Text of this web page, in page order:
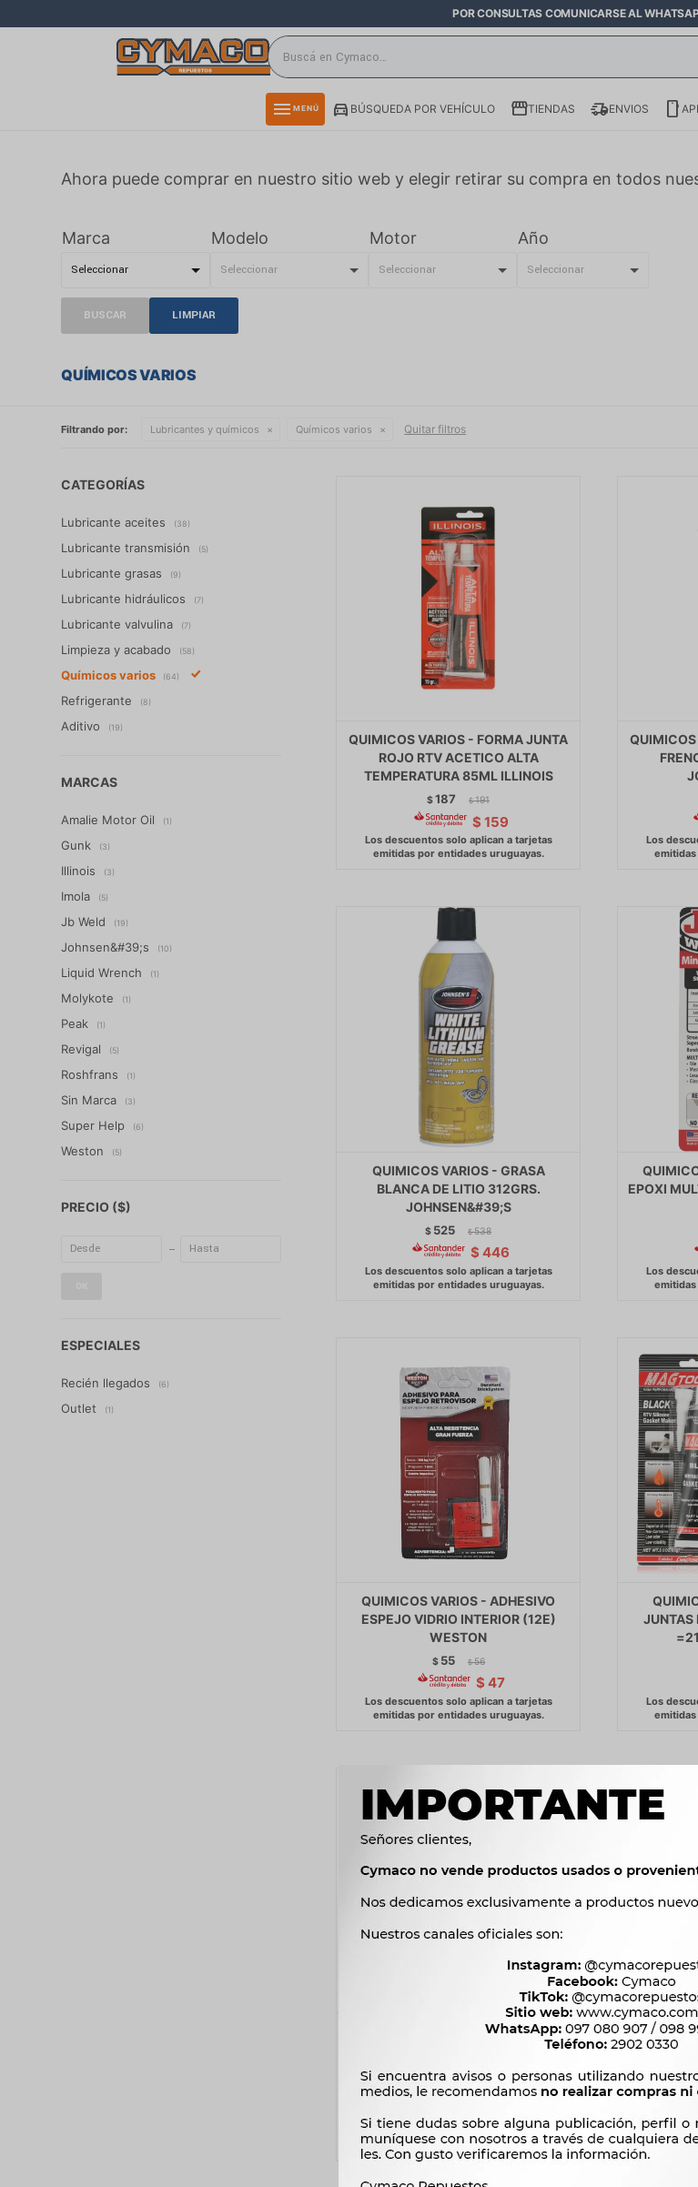
POR CONSULTAS COMUNICARSE AL
menu MENÚ BÚSQUEDA POR VEHÍCULO TIENDAS ENVIOS
Ahora puede comprar en nuestro sitio web y elegir retirar su compra en todos
Marca Modelo Motor Año
BUSCAR LIMPIAR
QUÍMICOS VARIOS
Filtrando por: Lubricantes y químicos Químicos varios Quitar filtros
QUIMICOS VARIOS - FORMA JUNTA
ROJO RTV ACETICO ALTA
TEMPERATURA 85ML ILLINOIS
$187 $ 191
$ 159
QUIMICOS VARIOS - GRASA
BLANCA DE LITIO 312GRS.
JOHNSEN&#39;S
$ 525 $ 538
$ 446
EPOXI
QUIMICOS VARIOS - ADHESIVO
ESPEJO VIDRIO INTERIOR (12E)
WESTON
$ 55 $ 56
$ 47
JUNTAS
QUIMICOS VARIOS - CEMENTO
RAPIDO 2 TUBOS 2GRS (TIPO LA
GOTITA) JB WELD
$170 $ 174
EPOXY
CATEGORÍAS
Lubricante aceites (38)
Lubricante transmisión (5)
Lubricante grasas (9)
Lubricante hidráulicos (7)
Lubricante valvulina (7)
Limpieza y acabado (58)
Químicos varios (64)
Refrigerante (8)
Aditivo (19)
MARCAS
Amalie Motor Oil (1)
Gunk (3)
Illinois (3)
Imola (5)
Jb Weld (19)
Johnsen&#39;s (10)
Liquid Wrench (1)
Molykote (1)
Peak (1)
Revigal (5)
Roshfrans (1)
Sin Marca (3)
Super Help (6)
Weston (5)
PRECIO ($)
ESPECIALES
Recién llegados (6)
Outlet (1)
close
directions_car
smartphone